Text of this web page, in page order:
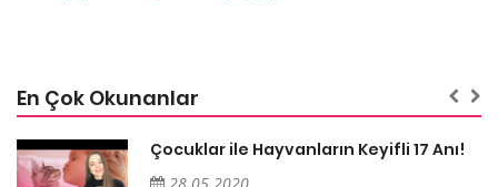
En Çok Okunanlar
Çocuklar ile Hayvanların Keyifli 17 Anı!